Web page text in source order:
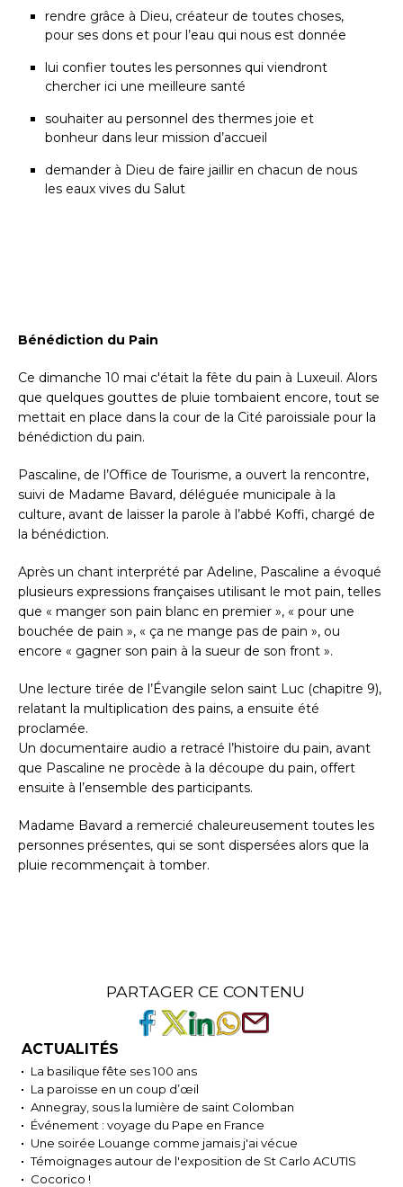
rendre grâce à Dieu, créateur de toutes choses,
pour ses dons et pour l’eau qui nous est donnée
lui confier toutes les personnes qui viendront
chercher ici une meilleure santé
souhaiter au personnel des thermes joie et
bonheur dans leur mission d’accueil
demander à Dieu de faire jaillir en chacun de nous
les eaux vives du Salut
Bénédiction du Pain
Ce dimanche 10 mai c'était la fête du pain à Luxeuil. Alors
que quelques gouttes de pluie tombaient encore, tout se
mettait en place dans la cour de la Cité paroissiale pour la
bénédiction du pain.
Pascaline, de l’Office de Tourisme, a ouvert la rencontre,
suivi de Madame Bavard, déléguée municipale à la
culture, avant de laisser la parole à l’abbé Koffi, chargé de
la bénédiction.
Après un chant interprété par Adeline, Pascaline a évoqué
plusieurs expressions françaises utilisant le mot pain, telles
que « manger son pain blanc en premier », « pour une
bouchée de pain », « ça ne mange pas de pain », ou
encore « gagner son pain à la sueur de son front ».
Une lecture tirée de l’Évangile selon saint Luc (chapitre 9),
relatant la multiplication des pains, a ensuite été
proclamée.
Un documentaire audio a retracé l’histoire du pain, avant
que Pascaline ne procède à la découpe du pain, offert
ensuite à l’ensemble des participants.
Madame Bavard a remercié chaleureusement toutes les
personnes présentes, qui se sont dispersées alors que la
pluie recommençait à tomber.
PARTAGER CE CONTENU
ACTUALITÉS
La basilique fête ses 100 ans
La paroisse en un coup d’œil
Annegray, sous la lumière de saint Colomban
Événement : voyage du Pape en France
Une soirée Louange comme jamais j'ai vécue
Témoignages autour de l'exposition de St Carlo ACUTIS
Cocorico !